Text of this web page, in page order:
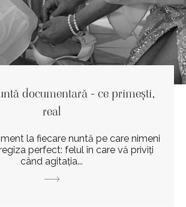
documentară - ce primești,
real
la fiecare nuntă pe care nimeni
perfect: felul în care vă priviți
când agitația...